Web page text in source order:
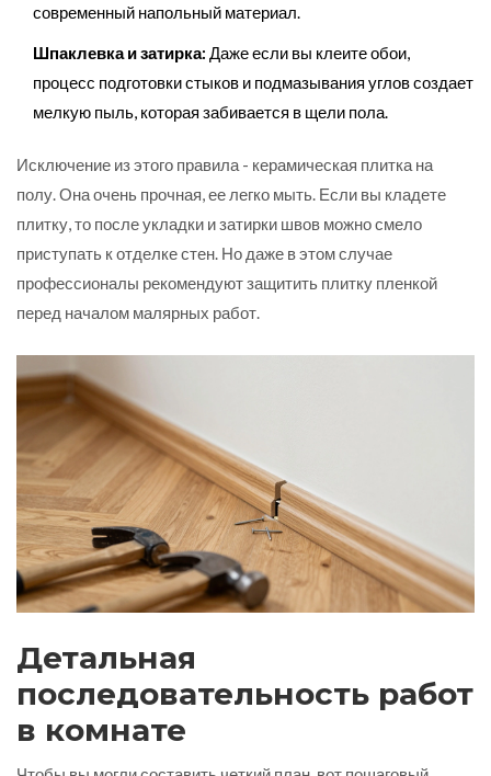
современный напольный материал.
Шпаклевка и затирка: Даже если вы клеите обои,
процесс подготовки стыков и подмазывания углов создает
мелкую пыль, которая забивается в щели пола.
Исключение из этого правила - керамическая плитка на
полу. Она очень прочная, ее легко мыть. Если вы кладете
плитку, то после укладки и затирки швов можно смело
приступать к отделке стен. Но даже в этом случае
профессионалы рекомендуют защитить плитку пленкой
перед началом малярных работ.
Детальная
последовательность работ
в комнате